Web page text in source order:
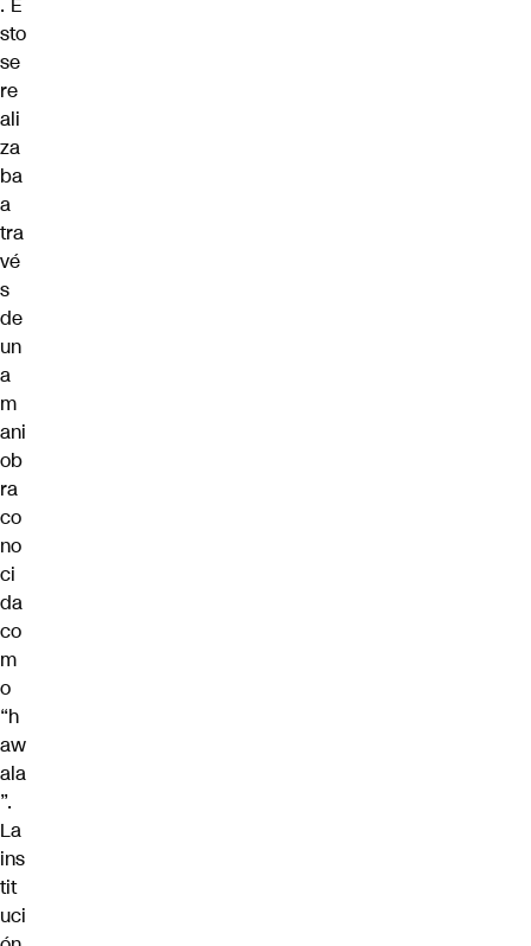
sto
se
re
ali
za
ba
a
tra
vé
s
de
un
a
m
ani
ob
ra
co
no
ci
da
co
m
o
“h
aw
ala
”.
La
ins
tit
uci